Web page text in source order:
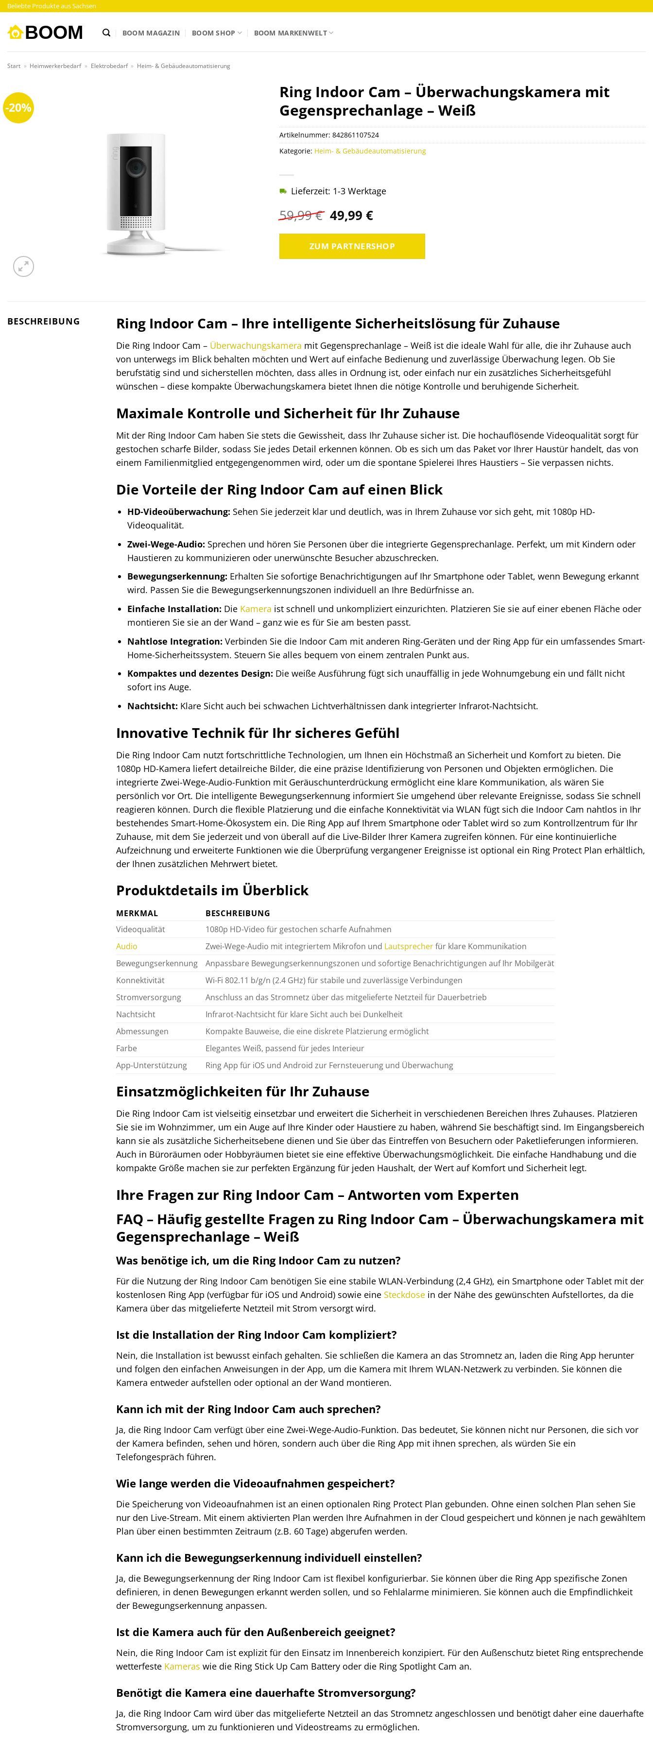
Zum
springen
Beliebte Produkte aus Sachsen
BOOM MAGAZIN BOOM SHOP BOOM MARKENWELT
Start » Heimwerkerbedarf » Elektrobedarf » Heim- & Gebäudeautomatisierung
-20%
Ring Indoor Cam – Überwachungskamera mit
Gegensprechanlage – Weiß
59,99€ Ursprünglicher
Preis
war:
59,99 €
49,99 €Aktueller
ist:
49,99 €.
Lieferzeit: 1-3 Werktage
ZUM PARTNERSHOP
Artikelnummer: 842861107524
Kategorie: Heim- & Gebäudeautomatisierung
BESCHREIBUNG Ring Indoor Cam – Ihre intelligente Sicherheitslösung für Zuhause
Die Ring Indoor Cam – Überwachungskamera mit Gegensprechanlage – Weiß ist die ideale Wahl für alle, die ihr Zuhause auch
von unterwegs im Blick behalten möchten und Wert auf einfache Bedienung und zuverlässige Überwachung legen. Ob Sie
berufstätig sind und sicherstellen möchten, dass alles in Ordnung ist, oder einfach nur ein zusätzliches Sicherheitsgefühl
wünschen – diese kompakte Überwachungskamera bietet Ihnen die nötige Kontrolle und beruhigende Sicherheit.
Maximale Kontrolle und Sicherheit für Ihr Zuhause
Mit der Ring Indoor Cam haben Sie stets die Gewissheit, dass Ihr Zuhause sicher ist. Die hochauflösende Videoqualität sorgt für
gestochen scharfe Bilder, sodass Sie jedes Detail erkennen können. Ob es sich um das Paket vor Ihrer Haustür handelt, das von
einem Familienmitglied entgegengenommen wird, oder um die spontane Spielerei Ihres Haustiers – Sie verpassen nichts.
Die Vorteile der Ring Indoor Cam auf einen Blick
HD-Videoüberwachung: Sehen Sie jederzeit klar und deutlich, was in Ihrem Zuhause vor sich geht, mit 1080p HD-
Videoqualität.
Zwei-Wege-Audio: Sprechen und hören Sie Personen über die integrierte Gegensprechanlage. Perfekt, um mit Kindern oder
Haustieren zu kommunizieren oder unerwünschte Besucher abzuschrecken.
Bewegungserkennung: Erhalten Sie sofortige Benachrichtigungen auf Ihr Smartphone oder Tablet, wenn Bewegung erkannt
wird. Passen Sie die Bewegungserkennungszonen individuell an Ihre Bedürfnisse an.
Einfache Installation: Die Kamera ist schnell und unkompliziert einzurichten. Platzieren Sie sie auf einer ebenen Fläche oder
montieren Sie sie an der Wand – ganz wie es für Sie am besten passt.
Nahtlose Integration: Verbinden Sie die Indoor Cam mit anderen Ring-Geräten und der Ring App für ein umfassendes Smart-
Home-Sicherheitssystem. Steuern Sie alles bequem von einem zentralen Punkt aus.
Kompaktes und dezentes Design: Die weiße Ausführung fügt sich unauffällig in jede Wohnumgebung ein und fällt nicht
sofort ins Auge.
Nachtsicht: Klare Sicht auch bei schwachen Lichtverhältnissen dank integrierter Infrarot-Nachtsicht.
Innovative Technik für Ihr sicheres Gefühl
Die Ring Indoor Cam nutzt fortschrittliche Technologien, um Ihnen ein Höchstmaß an Sicherheit und Komfort zu bieten. Die
1080p HD-Kamera liefert detailreiche Bilder, die eine präzise Identifizierung von Personen und Objekten ermöglichen. Die
integrierte Zwei-Wege-Audio-Funktion mit Geräuschunterdrückung ermöglicht eine klare Kommunikation, als wären Sie
persönlich vor Ort. Die intelligente Bewegungserkennung informiert Sie umgehend über relevante Ereignisse, sodass Sie schnell
reagieren können. Durch die flexible Platzierung und die einfache Konnektivität via WLAN fügt sich die Indoor Cam nahtlos in Ihr
bestehendes Smart-Home-Ökosystem ein. Die Ring App auf Ihrem Smartphone oder Tablet wird so zum Kontrollzentrum für Ihr
Zuhause, mit dem Sie jederzeit und von überall auf die Live-Bilder Ihrer Kamera zugreifen können. Für eine kontinuierliche
Aufzeichnung und erweiterte Funktionen wie die Überprüfung vergangener Ereignisse ist optional ein Ring Protect Plan erhältlich,
der Ihnen zusätzlichen Mehrwert bietet.
Produktdetails im Überblick
MERKMAL
BESCHREIBUNG
Videoqualität
1080p HD-Video für gestochen scharfe Aufnahmen
Audio
Zwei-Wege-Audio mit integriertem Mikrofon und Lautsprecherfür klare Kommunikation
Bewegungserkennung
Anpassbare Bewegungserkennungszonen und sofortige Benachrichtigungen auf Ihr Mobilgerät
Konnektivität
Wi-Fi 802.11 b/g/n (2.4 GHz) für stabile und zuverlässige Verbindungen
Stromversorgung
Anschluss an das Stromnetz über das mitgelieferte Netzteil für Dauerbetrieb
Nachtsicht
Infrarot-Nachtsicht für klare Sicht auch bei Dunkelheit
Abmessungen
Kompakte Bauweise, die eine diskrete Platzierung ermöglicht
Farbe
Elegantes Weiß, passend für jedes Interieur
App-Unterstützung
Ring App für iOS und Android zur Fernsteuerung und Überwachung
Einsatzmöglichkeiten für Ihr Zuhause
Die Ring Indoor Cam ist vielseitig einsetzbar und erweitert die Sicherheit in verschiedenen Bereichen Ihres Zuhauses. Platzieren
Sie sie im Wohnzimmer, um ein Auge auf Ihre Kinder oder Haustiere zu haben, während Sie beschäftigt sind. Im Eingangsbereich
kann sie als zusätzliche Sicherheitsebene dienen und Sie über das Eintreffen von Besuchern oder Paketlieferungen informieren.
Auch in Büroräumen oder Hobbyräumen bietet sie eine effektive Überwachungsmöglichkeit. Die einfache Handhabung und die
kompakte Größe machen sie zur perfekten Ergänzung für jeden Haushalt, der Wert auf Komfort und Sicherheit legt.
Ihre Fragen zur Ring Indoor Cam – Antworten vom Experten
FAQ – Häufig gestellte Fragen zu Ring Indoor Cam – Überwachungskamera mit
Gegensprechanlage – Weiß
Was benötige ich, um die Ring Indoor Cam zu nutzen?
Für die Nutzung der Ring Indoor Cam benötigen Sie eine stabile WLAN-Verbindung (2,4 GHz), ein Smartphone oder Tablet mit der
kostenlosen Ring App (verfügbar für iOS und Android) sowie eine Steckdose in der Nähe des gewünschten Aufstellortes, da die
Kamera über das mitgelieferte Netzteil mit Strom versorgt wird.
Ist die Installation der Ring Indoor Cam kompliziert?
Nein, die Installation ist bewusst einfach gehalten. Sie schließen die Kamera an das Stromnetz an, laden die Ring App herunter
und folgen den einfachen Anweisungen in der App, um die Kamera mit Ihrem WLAN-Netzwerk zu verbinden. Sie können die
Kamera entweder aufstellen oder optional an der Wand montieren.
Kann ich mit der Ring Indoor Cam auch sprechen?
Ja, die Ring Indoor Cam verfügt über eine Zwei-Wege-Audio-Funktion. Das bedeutet, Sie können nicht nur Personen, die sich vor
der Kamera befinden, sehen und hören, sondern auch über die Ring App mit ihnen sprechen, als würden Sie ein
Telefongespräch führen.
Wie lange werden die Videoaufnahmen gespeichert?
Die Speicherung von Videoaufnahmen ist an einen optionalen Ring Protect Plan gebunden. Ohne einen solchen Plan sehen Sie
nur den Live-Stream. Mit einem aktivierten Plan werden Ihre Aufnahmen in der Cloud gespeichert und können je nach gewähltem
Plan über einen bestimmten Zeitraum (z.B. 60 Tage) abgerufen werden.
Kann ich die Bewegungserkennung individuell einstellen?
Ja, die Bewegungserkennung der Ring Indoor Cam ist flexibel konfigurierbar. Sie können über die Ring App spezifische Zonen
definieren, in denen Bewegungen erkannt werden sollen, und so Fehlalarme minimieren. Sie können auch die Empfindlichkeit
der Bewegungserkennung anpassen.
Ist die Kamera auch für den Außenbereich geeignet?
Nein, die Ring Indoor Cam ist explizit für den Einsatz im Innenbereich konzipiert. Für den Außenschutz bietet Ring entsprechende
wetterfeste Kameras wie die Ring Stick Up Cam Battery oder die Ring Spotlight Cam an.
Benötigt die Kamera eine dauerhafte Stromversorgung?
Ja, die Ring Indoor Cam wird über das mitgelieferte Netzteil an das Stromnetz angeschlossen und benötigt daher eine dauerhafte
Stromversorgung, um zu funktionieren und Videostreams zu ermöglichen.